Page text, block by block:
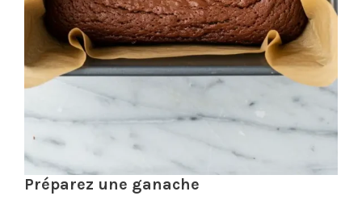
Préparez une ganache